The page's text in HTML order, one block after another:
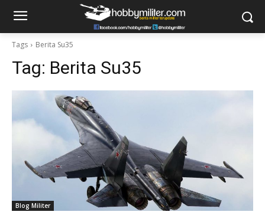
Tags Berita Su35
Tag: Berita Su35
Blog Militer